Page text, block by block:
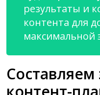
результаты и
контента для
максимальной